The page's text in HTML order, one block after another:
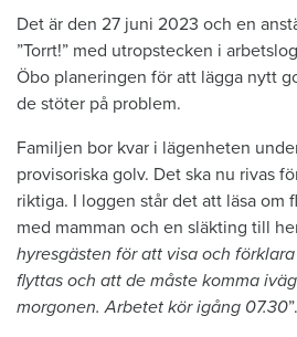
Det är den 27 juni 2023 och en
”Torrt!” med utropstecken i
Öbo planeringen för att lägga nytt
de stöter på problem.
Familjen bor kvar i lägenheten
provisoriska golv. Det ska nu rivas
riktiga. I loggen står det att läsa om
med mamman och en släkting till
hyresgästen för att visa och
flyttas och att de måste komma
morgonen. Arbetet kör igång 07.30”.